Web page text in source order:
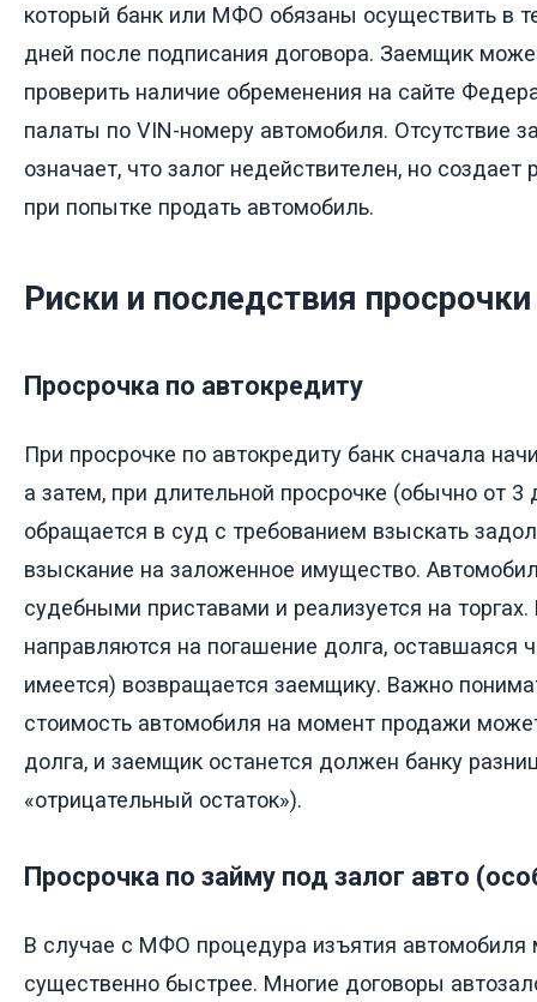
который банк или МФО обязаны осуществить в
дней после подписания договора. Заемщик
проверить наличие обременения на сайте
палаты по VIN-номеру автомобиля. Отсутствие
означает, что залог недействителен, но
при попытке продать автомобиль.
Риски и последствия просрочки
Просрочка по автокредиту
При просрочке по автокредиту банк сначала
а затем, при длительной просрочке (обычно от 3
обращается в суд с требованием взыскать
взыскание на заложенное имущество.
судебными приставами и реализуется на
направляются на погашение долга, оставшаяся
имеется) возвращается заемщику. Важно
стоимость автомобиля на момент продажи
долга, и заемщик останется должен банку
«отрицательный остаток»).
Просрочка по займу под залог авто
В случае с МФО процедура изъятия автомобиля
существенно быстрее. Многие договоры